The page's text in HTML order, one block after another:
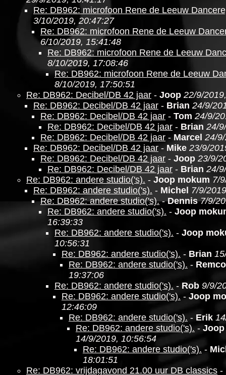
Re: DB962: microfoon Rene de Leeuw
3/10/2019, 20:47:27
Re: DB962: microfoon Rene de Leeuw
6/10/2019, 15:41:48
Re: DB962: microfoon Rene de Leeuw
8/10/2019, 17:08:46
Re: DB962: microfoon Rene de Leeuw
8/10/2019, 17:50:51
Re: DB962: Decibel/DB 42 jaar - Joop 22/9/
Re: DB962: Decibel/DB 42 jaar - Brian 24/9/
Re: DB962: Decibel/DB 42 jaar - Tom 24/9/
Re: DB962: Decibel/DB 42 jaar - Brian 24/
Re: DB962: Decibel/DB 42 jaar - Marcel 24/
Re: DB962: Decibel/DB 42 jaar - Mike 23/9/
Re: DB962: Decibel/DB 42 jaar - Joop 23/9/
Re: DB962: Decibel/DB 42 jaar - Brian 24/
Re: DB962: andere studio('s). - Joop mokum 7/
Re: DB962: andere studio('s). - Michel 7/9/
Re: DB962: andere studio('s).-Dennis 7/9/
Re: DB962: andere studio('s). - Joop
16:39:33
Re: DB962: andere studio('s). - Joop
10:56:31
Re: DB962: andere studio('s). - Brian
Re: DB962: andere studio('s). - Remco
19:37:06
Re: DB962: andere studio('s). - Rob 9/9/
Re: DB962: andere studio('s). - Joop
12:46:09
Re: DB962: andere studio('s). - Erik
Re: DB962: andere studio('s). -
14/9/2019, 10:56:54
Re: DB962: andere studio('s). -
18:01:51
Re: DB962: vrijdagavond 21.00 uur DB classics -